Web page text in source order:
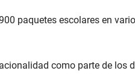
paquetes escolares en
como parte de los